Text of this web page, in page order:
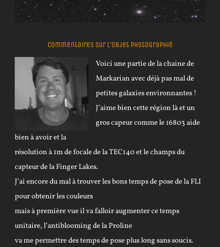
Commentaires sur l’objet photographié
Voici une partie de la chaine de
Markarian avec déjà pas mal de
petites galaxies environnantes !
J’aime bien cette région là et un
gros capeur comme le 16803 aide
bien à avoir et la
résolution à 1m de focale de la TEC140 et le champs du
capteur de la Finger Lakes.
J’ai encore du mal à trouver les bons temps de pose de la FLI
pour obtenir les couleurs
mais à première vue il va falloir augmenter ce temps
unitaire, l’antiblooming de la Proline
va me permettre des temps de pose plus long sans soucis.